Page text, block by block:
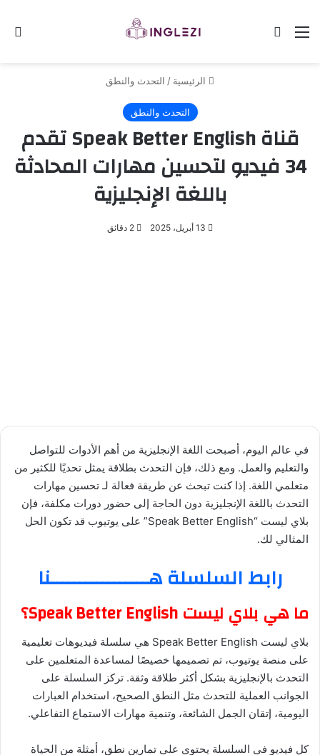
القائمة
الرئيسية / التحدث والنطق
التحدث والنطق
قناة Speak Better English تقدم
34 فيديو لتحسين مهارات المحادثة
باللغة الإنجليزية
13 أبريل، 2025
في عالم اليوم، أصبحت اللغة الإنجليزية من أهم الأدوات للتواصل
والتعليم والعمل. ومع ذلك، فإن التحدث بطلاقة يمثل تحديًا للكثير من
متعلمي اللغة. إذا كنت تبحث عن طريقة فعالة لـ تحسين مهارات
التحدث باللغة الإنجليزية دون الحاجة إلى حضور دورات مكلفة، فإن
بلاي ليست “Speak Better English” على يوتيوب قد تكون الحل
المثالي لك.
رابط السلسلة هـــــــــــــــــنا
ما هي بلاي ليست Speak Better English؟
بلاي ليست Speak Better English هي سلسلة فيديوهات تعليمية
على منصة يوتيوب، تم تصميمها خصيصًا لمساعدة المتعلمين على
التحدث بالإنجليزية بشكل أكثر طلاقة وثقة. تركز السلسلة على
الجوانب العملية للتحدث مثل النطق الصحيح، استخدام العبارات
اليومية، إتقان الجمل الشائعة، وتنمية مهارات الاستماع التفاعلي.
كل فيديو في السلسلة يحتوي على تمارين نطق، أمثلة من الحياة